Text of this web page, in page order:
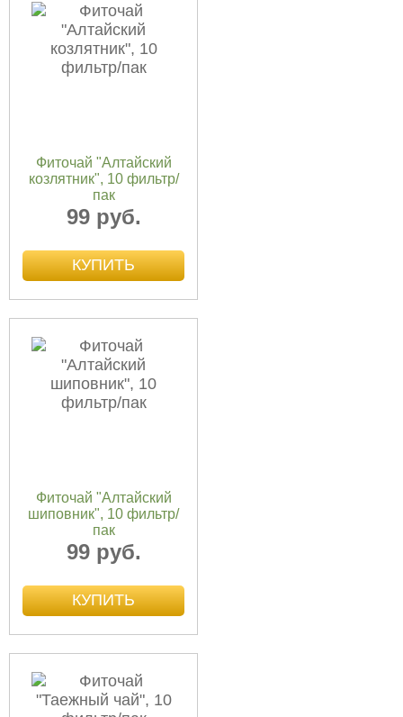
Фиточай "Алтайский
козлятник", 10 фильтр/
пак
99 руб.
Фиточай "Алтайский
шиповник", 10 фильтр/
пак
99 руб.